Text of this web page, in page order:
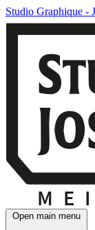
Studio Graphique -
Open main menu